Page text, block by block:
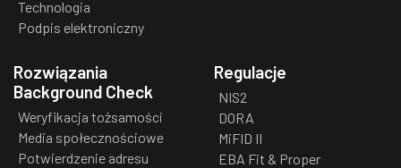
Technologia
Podpis elektroniczny
Rozwiązania
Background Check
Weryfikacja tożsamości
Media społecznościowe
Potwierdzenie adresu
Regulacje
NIS2
DORA
MiFID II
EBA Fit & Proper